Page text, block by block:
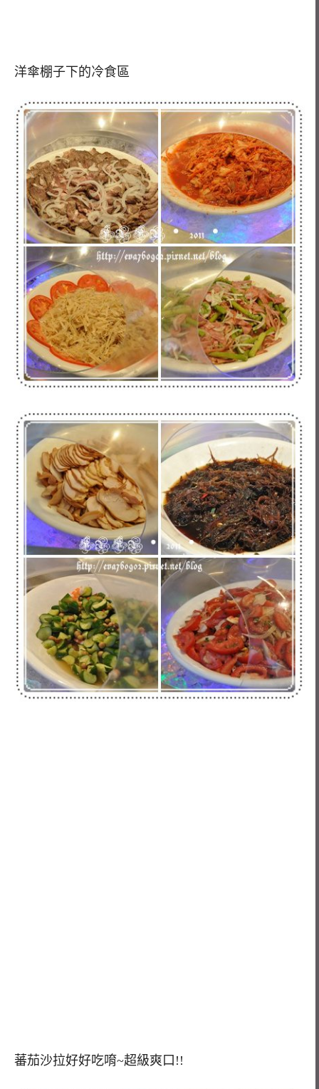
洋傘棚子下的冷食區
蕃茄沙拉好好吃唷~超級爽口!!